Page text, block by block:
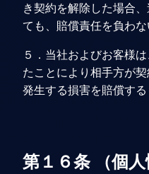
き契約を解除した場合
ても、賠償責任を負わな
５．当社およびお客様
たことにより相手方が
発生する損害を賠償する
第１６条 （個人